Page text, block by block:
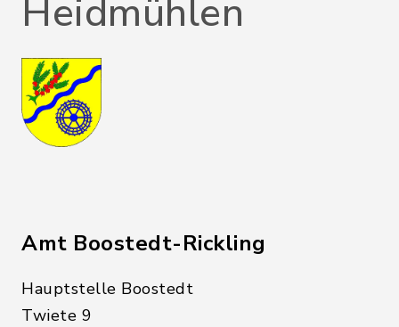
Heidmühlen
Amt Boostedt-Rickling
Hauptstelle Boostedt
Twiete 9